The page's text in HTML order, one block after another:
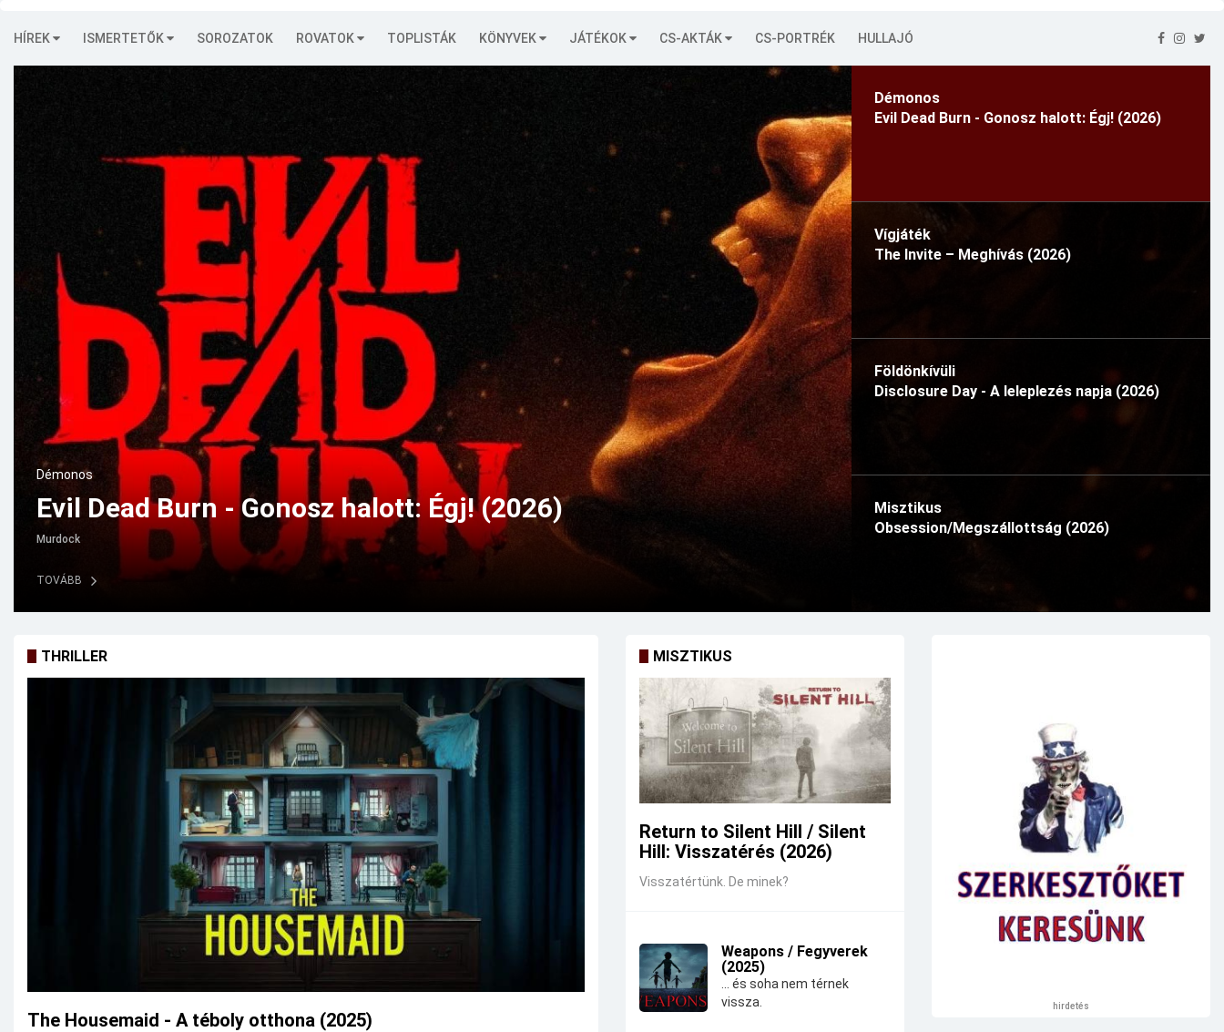
HÍREK ISMERTETŐK SOROZATOK ROVATOK TOPLISTÁK KÖNYVEK JÁTÉKOK CS-AKTÁK CS-PORTRÉK HULLAJÓ
Démonos
Evil Dead Burn - Gonosz halott: Égj! (2026)
Vígjáték
The Invite – Meghívás (2026)
Földönkívüli
Disclosure Day - A leleplezés napja (2026)
Misztikus
Obsession/Megszállottság (2026)
Vígjáték
The Invite – Meghívás (2026)
Gaerity
TOVÁBB
THRILLER
The Housemaid - A téboly otthona (2025)
MISZTIKUS
Return to Silent Hill / Silent
Hill: Visszatérés (2026)
Visszatértünk. De minek?
Weapons / Fegyverek
(2025)
... és soha nem térnek
vissza.
hirdetés